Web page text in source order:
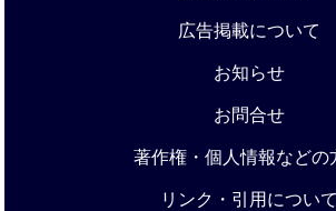
広告掲載について
お知らせ
お問合せ
著作権・個人情報などの
リンク・引用について